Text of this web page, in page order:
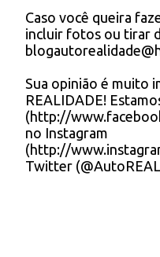
o
s
a
r
u
c
o
m
e
n
t
Caso você queira
incluir fotos ou tirar
Sua opinião é muito
REALIDADE!
(http://
no Instagram
(http://
Twitter